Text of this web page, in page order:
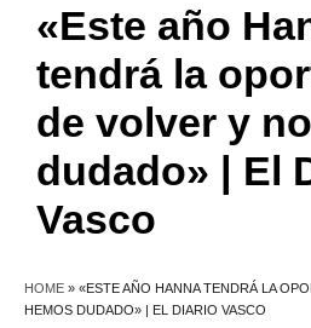
«Este año
tendrá la
de volver y
dudado» | El
Vasco
HOME » «ESTE AÑO HANNA TENDRÁ LA
HEMOS DUDADO» | EL DIARIO VASCO